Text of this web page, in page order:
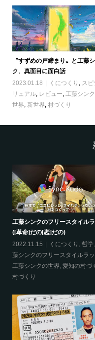
〝すずめの戸締まり〟と工藤
ク、真面目に面白話
2023.01.18
くにつくり , スピ
リュアル, レビュー, 工藤シン
世界, 新世界, 村づくり
工藤シンクのフリースタイル
([革命]だの[恋]だの)
2022.11.15
くにつくり , 哲学,
藤シンクのフリースタイルラ
工藤シンクの世界, 愛知の村づ
村づくり